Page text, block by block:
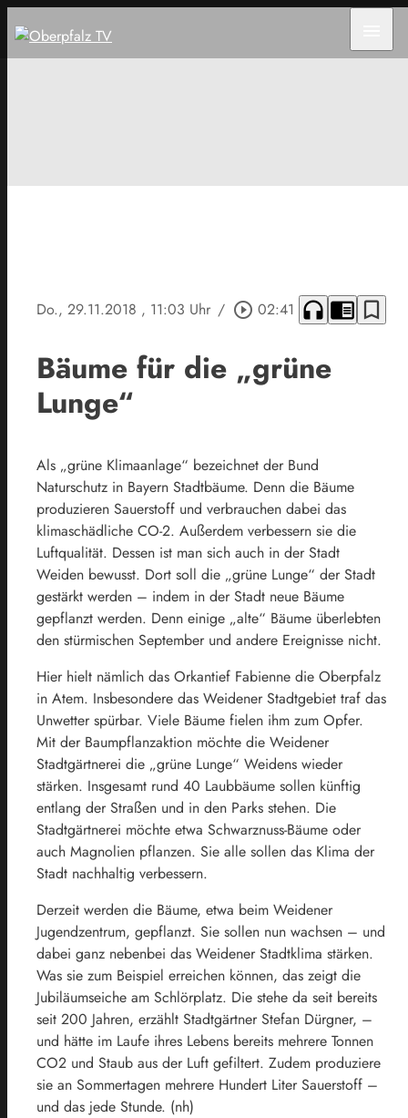
Do., 29.11.2018 , 11:03 Uhr / play_circle_outline 02:41 headphones chrome_reader_mode bookmark_border
Bäume für die „grüne
Lunge“
Als „grüne Klimaanlage“ bezeichnet der Bund
Naturschutz in Bayern Stadtbäume. Denn die Bäume
produzieren Sauerstoff und verbrauchen dabei das
klimaschädliche CO-2. Außerdem verbessern sie die
Luftqualität. Dessen ist man sich auch in der Stadt
Weiden bewusst. Dort soll die „grüne Lunge“ der Stadt
gestärkt werden – indem in der Stadt neue Bäume
gepflanzt werden. Denn einige „alte“ Bäume überlebten
den stürmischen September und andere Ereignisse nicht.
Hier hielt nämlich das Orkantief Fabienne die Oberpfalz
in Atem. Insbesondere das Weidener Stadtgebiet traf das
Unwetter spürbar. Viele Bäume fielen ihm zum Opfer.
Mit der Baumpflanzaktion möchte die Weidener
Stadtgärtnerei die „grüne Lunge“ Weidens wieder
stärken. Insgesamt rund 40 Laubbäume sollen künftig
entlang der Straßen und in den Parks stehen. Die
Stadtgärtnerei möchte etwa Schwarznuss-Bäume oder
auch Magnolien pflanzen. Sie alle sollen das Klima der
Stadt nachhaltig verbessern.
Derzeit werden die Bäume, etwa beim Weidener
Jugendzentrum, gepflanzt. Sie sollen nun wachsen – und
dabei ganz nebenbei das Weidener Stadtklima stärken.
Was sie zum Beispiel erreichen können, das zeigt die
Jubiläumseiche am Schlörplatz. Die stehe da seit bereits
seit 200 Jahren, erzählt Stadtgärtner Stefan Dürgner, –
und hätte im Laufe ihres Lebens bereits mehrere Tonnen
CO2 und Staub aus der Luft gefiltert. Zudem produziere
sie an Sommertagen mehrere Hundert Liter Sauerstoff –
und das jede Stunde. (nh)